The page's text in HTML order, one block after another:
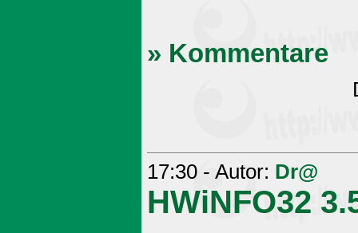
» Kommentare
17:30 - Autor: Dr@
HWiNFO32